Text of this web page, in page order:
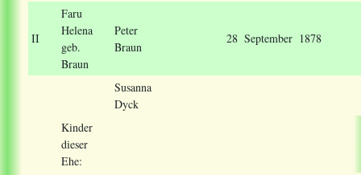
II
Faru
Helena
geb.
Braun
Peter
Braun
28 September 1878
Susanna
Dyck
Kinder
dieser
Ehe: